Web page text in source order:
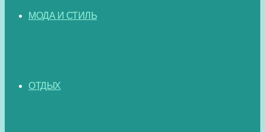
МОДА И СТИЛЬ
ОТДЫХ